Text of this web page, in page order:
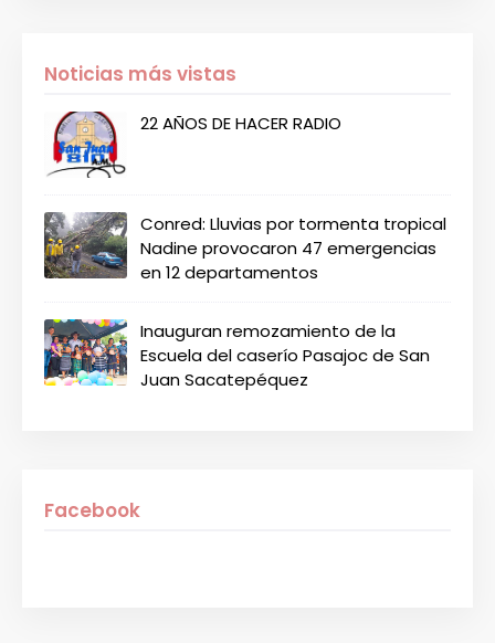
Noticias más vistas
22 AÑOS DE HACER RADIO
Conred: Lluvias por tormenta tropical
Nadine provocaron 47 emergencias
en 12 departamentos
Inauguran remozamiento de la
Escuela del caserío Pasajoc de San
Juan Sacatepéquez
Facebook